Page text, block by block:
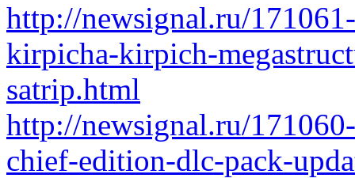
http://newsignal.ru/
kirpicha-kirpich-
satrip.html
http://newsignal.ru/
chief-edition-dlc-pack-